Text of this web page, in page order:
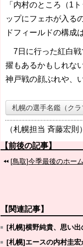
「内村のところ（1
ップにフェホが入る
ドフィールドの構成
7日に行った紅白戦
擢もあるかもしれな
神戸戦の顔ぶれや、
札幌の選手名鑑（クラ
（札幌担当 斉藤宏則）
【前後の記事】
[鳥取]今季最後のホー
【関連記事】
[札幌]横野純貴、思い出
[札幌]エースの内村圭